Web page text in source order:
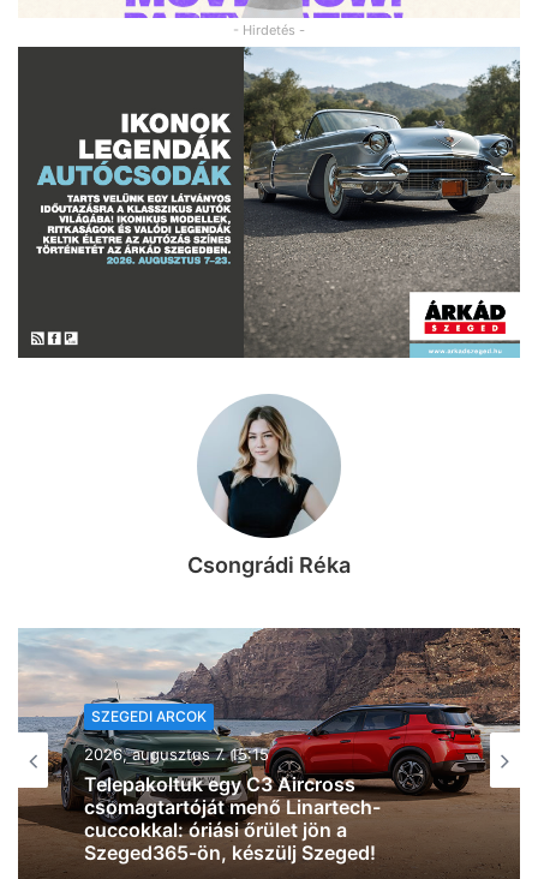
- Hirdetés -
Csongrádi Réka
KIKAPCS
2026, augusztus 7. 15:07
Három dolog, amit lehet, hogy nem
tudtál a sándorfalvi Nádastóról (videó)